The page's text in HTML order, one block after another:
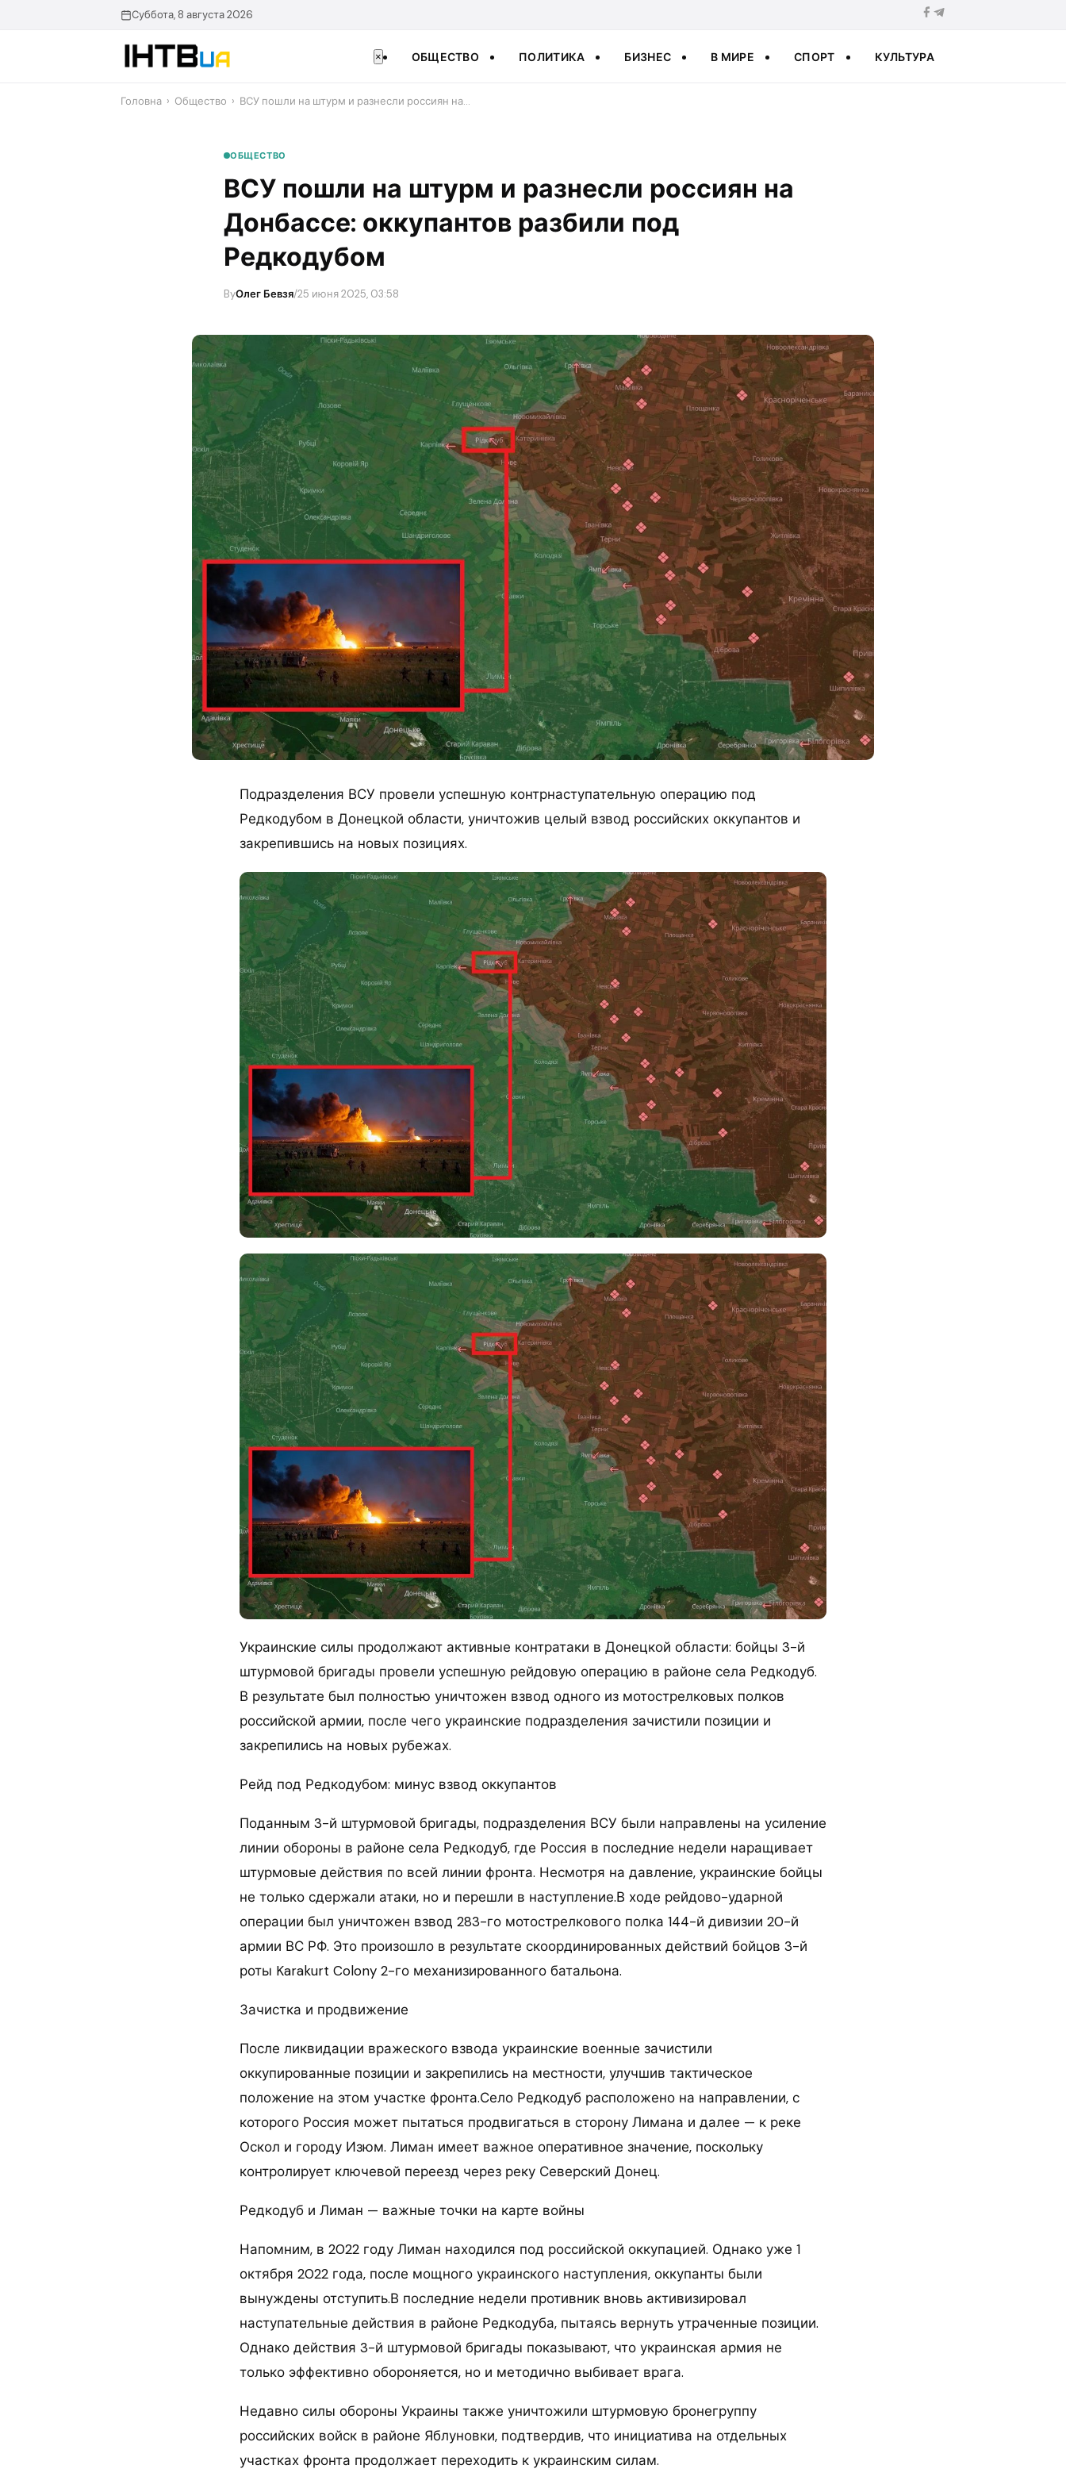
Суббота, 8 августа 2026
× ОБЩЕСТВО ПОЛИТИКА БИЗНЕС В МИРЕ СПОРТ КУЛЬТУРА
Головна › Общество › ВСУ пошли на штурм и разнесли россиян на…
ОБЩЕСТВО
ВСУ пошли на штурм и разнесли россиян на
Донбассе: оккупантов разбили под
Редкодубом
ByОлег Бевзя/25 июня 2025, 03:58
Подразделения ВСУ провели успешную контрнаступательную операцию под
Редкодубом в Донецкой области, уничтожив целый взвод российских оккупантов и
закрепившись на новых позициях.
Украинские силы продолжают активные контратаки в Донецкой области: бойцы 3-й
штурмовой бригады провели успешную рейдовую операцию в районе села Редкодуб.
В результате был полностью уничтожен взвод одного из мотострелковых полков
российской армии, после чего украинские подразделения зачистили позиции и
закрепились на новых рубежах.
Рейд под Редкодубом: минус взвод оккупантов
Поданным 3-й штурмовой бригады, подразделения ВСУ были направлены на усиление
линии обороны в районе села Редкодуб, где Россия в последние недели наращивает
штурмовые действия по всей линии фронта. Несмотря на давление, украинские бойцы
не только сдержали атаки, но и перешли в наступление.В ходе рейдово-ударной
операции был уничтожен взвод 283-го мотострелкового полка 144-й дивизии 20-й
армии ВС РФ. Это произошло в результате скоординированных действий бойцов 3-й
роты Karakurt Colony 2-го механизированного батальона.
Зачистка и продвижение
После ликвидации вражеского взвода украинские военные зачистили
оккупированные позиции и закрепились на местности, улучшив тактическое
положение на этом участке фронта.Село Редкодуб расположено на направлении, с
которого Россия может пытаться продвигаться в сторону Лимана и далее — к реке
Оскол и городу Изюм. Лиман имеет важное оперативное значение, поскольку
контролирует ключевой переезд через реку Северский Донец.
Редкодуб и Лиман — важные точки на карте войны
Напомним, в 2022 году Лиман находился под российской оккупацией. Однако уже 1
октября 2022 года, после мощного украинского наступления, оккупанты были
вынуждены отступить.В последние недели противник вновь активизировал
наступательные действия в районе Редкодуба, пытаясь вернуть утраченные позиции.
Однако действия 3-й штурмовой бригады показывают, что украинская армия не
только эффективно обороняется, но и методично выбивает врага.
Недавно силы обороны Украины также уничтожили штурмовую бронегруппу
российских войск в районе Яблуновки, подтвердив, что инициатива на отдельных
участках фронта продолжает переходить к украинским силам.